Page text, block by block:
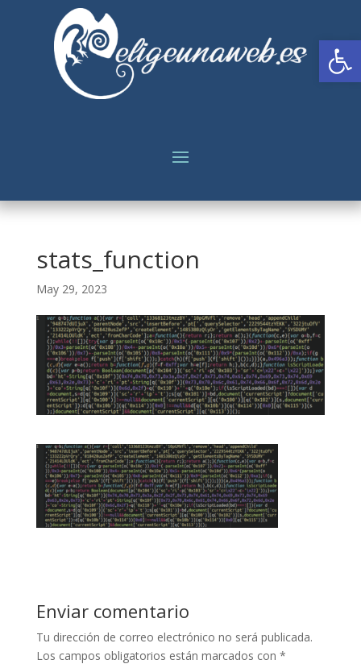
stats_function
May 29, 2023
Enviar comentario
Tu dirección de correo electrónico no será publicada.
Los campos obligatorios están marcados con *